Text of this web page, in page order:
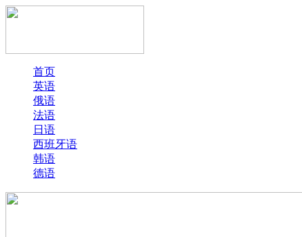
首页
英语
俄语
法语
日语
西班牙语
韩语
德语